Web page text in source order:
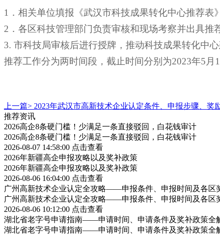
1．相关单位填报《武汉市科技成果转化中心推荐表
2．各区科技管理部门负责审核和现场考察并出具推
3. 市科技局审核后进行授牌，推动科技成果转化中
推荐工作分为两时间段，截止时间分别为2023年5月
上一篇> 2023年武汉市高新技术企业认定条件、申报步骤、奖
推荐资讯
2026高企8条硬门槛！少满足一条直接驳回，白花钱审计
2026高企8条硬门槛！少满足一条直接驳回，白花钱审计
2026-08-07 14:58:00 点击查看
2026年新疆高企申报攻略以及奖补政策
2026年新疆高企申报攻略以及奖补政策
2026-08-06 16:04:00 点击查看
广州高新技术企业认定全攻略——申报条件、申报时间及各区
广州高新技术企业认定全攻略——申报条件、申报时间及各区
2026-08-06 10:12:00 点击查看
湖北省老字号申请指南——申请时间、申请条件及奖补政策全
湖北省老字号申请指南——申请时间、申请条件及奖补政策全